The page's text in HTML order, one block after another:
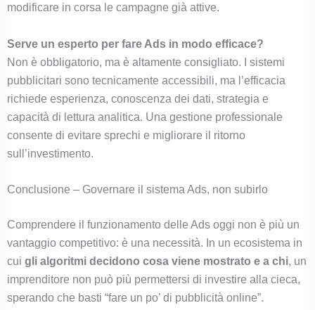
modificare in corsa le campagne già attive.
Serve un esperto per fare Ads in modo efficace?
Non è obbligatorio, ma è altamente consigliato. I sistemi
pubblicitari sono tecnicamente accessibili, ma l’efficacia
richiede esperienza, conoscenza dei dati, strategia e
capacità di lettura analitica. Una gestione professionale
consente di evitare sprechi e migliorare il ritorno
sull’investimento.
Conclusione – Governare il sistema Ads, non subirlo
Comprendere il funzionamento delle Ads oggi non è più un
vantaggio competitivo: è una necessità. In un ecosistema in
cui gli algoritmi decidono cosa viene mostrato e a chi, un
imprenditore non può più permettersi di investire alla cieca,
sperando che basti “fare un po’ di pubblicità online”.